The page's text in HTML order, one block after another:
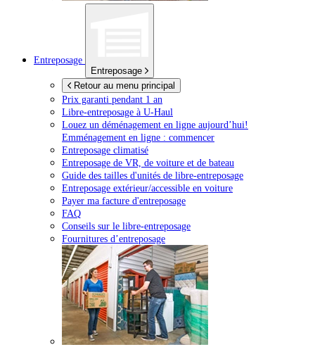
Entreposage
Entreposage
Retour au menu principal
Prix garanti pendant 1 an
Libre-entreposage à U-Haul
Louez un déménagement en ligne aujourd’hui!
Emménagement en ligne : commencer
Entreposage climatisé
Entreposage de VR, de voiture et de bateau
Guide des tailles d'unités de libre-entreposage
Entreposage extérieur/accessible en voiture
Payer ma facture d'entreposage
FAQ
Conseils sur le libre-entreposage
Fournitures d’entreposage